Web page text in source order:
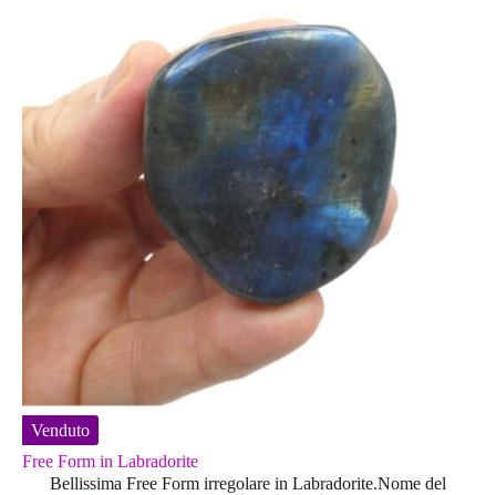
Venduto
Free Form in Labradorite
Bellissima Free Form irregolare in Labradorite.Nome del